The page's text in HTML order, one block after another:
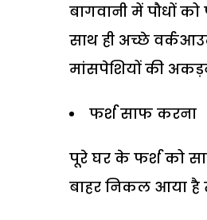
बागवानी में पौधों
साथ ही अच्छे
मांसपेशि‍यों की
फर्श साफ करना
पूरे घर के फर्श को
बाहर निकल आया है